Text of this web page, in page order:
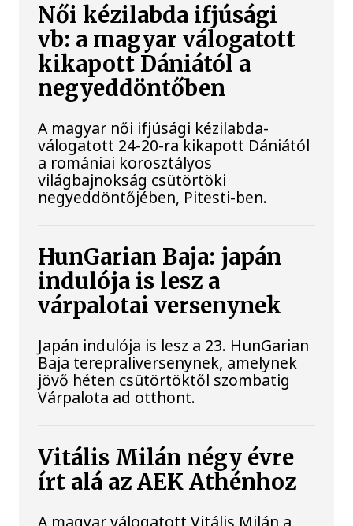
Női kézilabda ifjúsági
vb: a magyar válogatott
kikapott Dániától a
negyeddöntőben
A magyar női ifjúsági kézilabda-
válogatott 24-20-ra kikapott Dániától
a romániai korosztályos
világbajnokság csütörtöki
negyeddöntőjében, Pitesti-ben.
HunGarian Baja: japán
indulója is lesz a
várpalotai versenynek
Japán indulója is lesz a 23. HunGarian
Baja terepraliversenynek, amelynek
jövő héten csütörtöktől szombatig
Várpalota ad otthont.
Vitális Milán négy évre
írt alá az AEK Athénhoz
A magyar válogatott Vitális Milán a